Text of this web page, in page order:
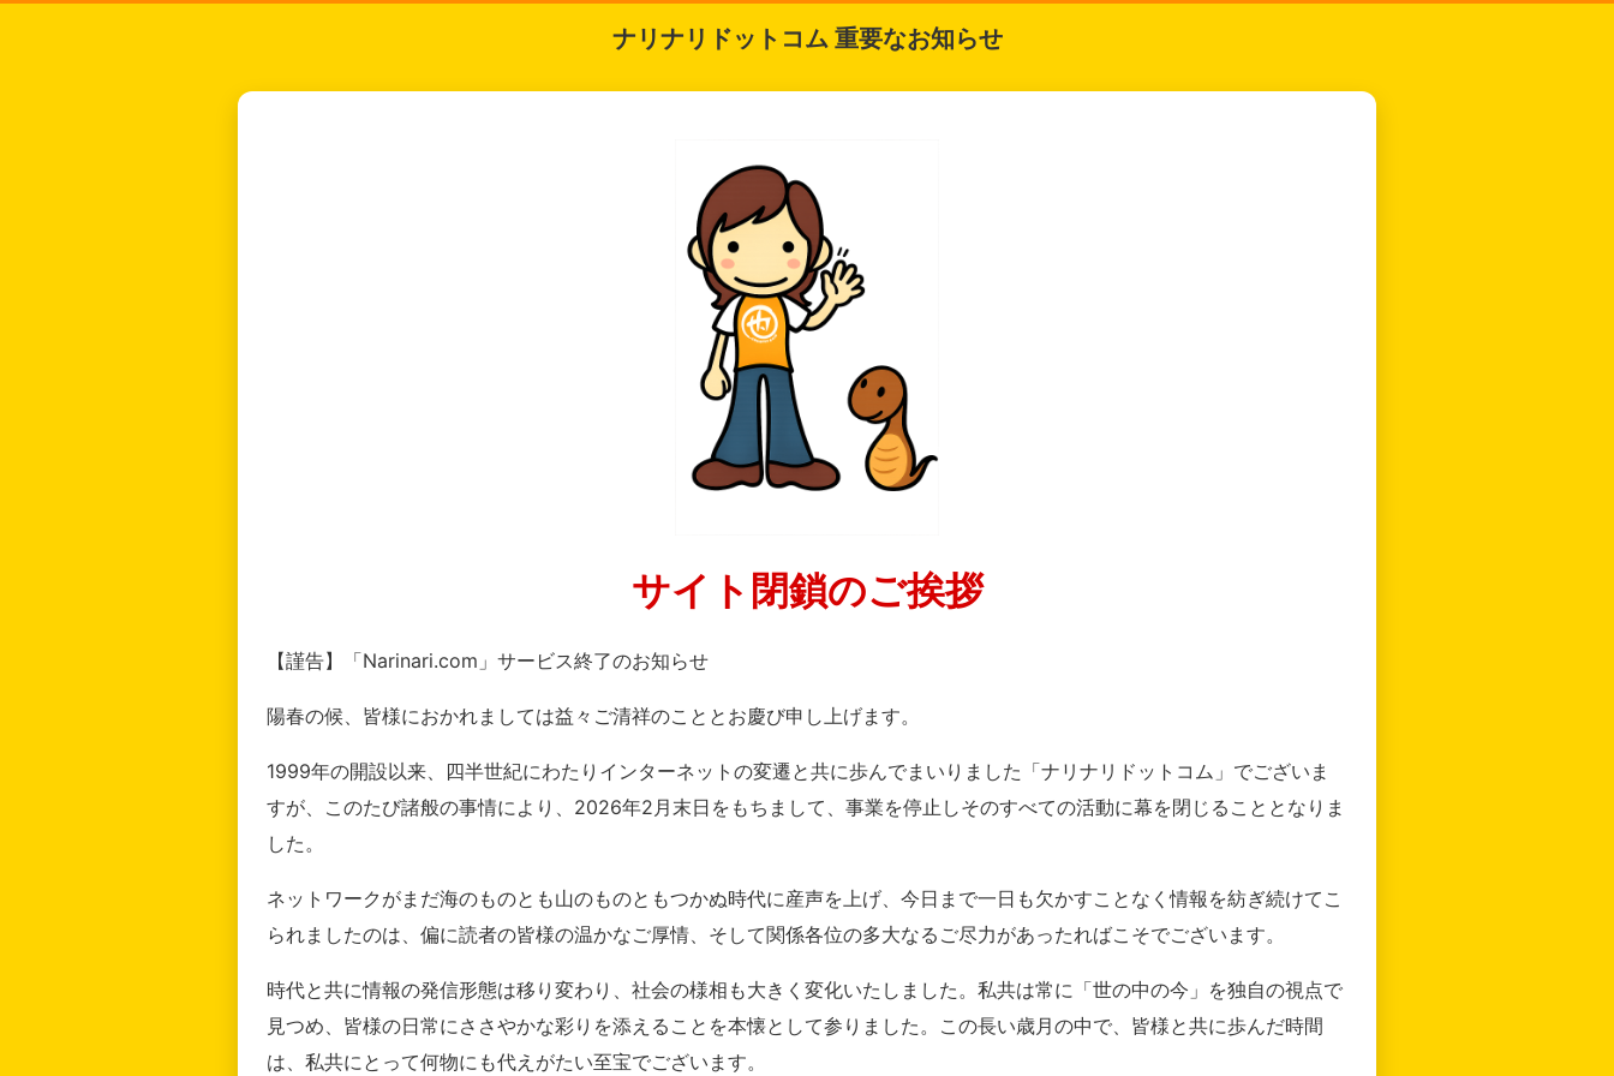
ナリナリドットコム 重要なお知らせ
サイト閉鎖のご挨拶
【謹告】「Narinari.com」サービス終了のお知らせ
陽春の候、皆様におかれましては益々ご清祥のこととお慶び申し上げます。
1999年の開設以来、四半世紀にわたりインターネットの変遷と共に歩んでまいりました「ナリナリドットコム」でございま
すが、このたび諸般の事情により、2026年2月末日をもちまして、事業を停止しそのすべての活動に幕を閉じることとなりま
した。
ネットワークがまだ海のものとも山のものともつかぬ時代に産声を上げ、今日まで一日も欠かすことなく情報を紡ぎ続けてこ
られましたのは、偏に読者の皆様の温かなご厚情、そして関係各位の多大なるご尽力があったればこそでございます。
時代と共に情報の発信形態は移り変わり、社会の様相も大きく変化いたしました。私共は常に「世の中の今」を独自の視点で
見つめ、皆様の日常にささやかな彩りを添えることを本懐として参りました。この長い歳月の中で、皆様と共に歩んだ時間
は、私共にとって何物にも代えがたい至宝でございます。